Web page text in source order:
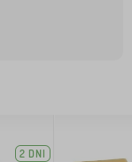
2 DNI